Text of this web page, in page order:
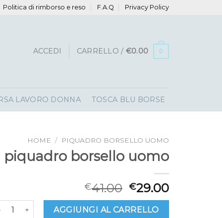
Politica di rimborso e reso F.A.Q Privacy Policy
ACCEDI CARRELLO / €0.00 0
LAVORO DONNA TOSCA BLU BORSE
HOME / PIQUADRO BORSELLO UOMO
piquadro borsello uomo
€41.00 €29.00
borsello uomo quantità
AGGIUNGI AL CARRELLO